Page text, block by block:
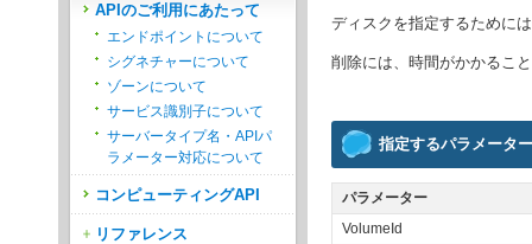
ディスクを指定するために
削除には、時間がかかるこ
指定するパラメーター
パラメーター
VolumeId
APIのご利用にあたって
エンドポイントについて
シグネチャーについて
ゾーンについて
サービス識別子について
サーバータイプ名・APIパ
ラメーター対応について
コンピューティングAPI
リファレンス